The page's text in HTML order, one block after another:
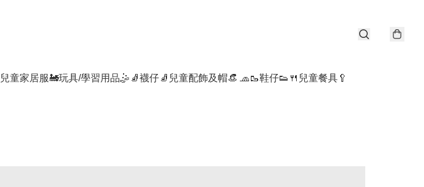
兒童家居服🚂玩具/學習用品🤹 🧦襪仔🧦 兒童配飾及帽👒 🧢🥾鞋仔👟 🍴兒童餐具🥄